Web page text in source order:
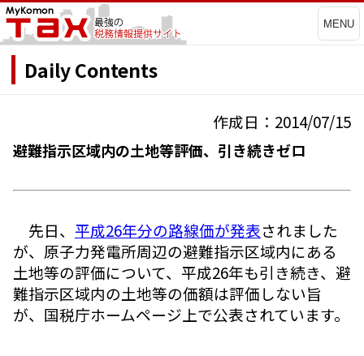
MENU
Daily Contents
作成日：2014/07/15
避難指示区域内の土地等評価、引き続きゼロ
先日、 平成26年分の路線価が発表されました
が、原子力発電所周辺の避難指示区域内にある
土地等の評価について、平成26年も引き続き、避
難指示区域内の土地等の価額は評価しない旨
が、国税庁ホームページ上で公表されています。